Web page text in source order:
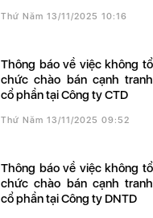
Thứ Năm 13/11/2025 10:16
Thông báo về việc không tổ
chức chào bán cạnh tranh
cổ phần tại Công ty CTD
Thứ Năm 13/11/2025 09:52
Thông báo về việc không tổ
chức chào bán cạnh tranh
cổ phần tại Công ty DNTD